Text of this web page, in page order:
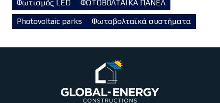
Φωτισμός LED
ΦΩΤΟΒΟΛΤΑΪΚΑ ΠΑΝΕΛ
Photovoltaic parks
Φωτοβολταϊκά συστήματα